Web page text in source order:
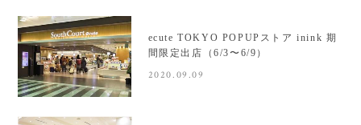
ecute TOKYO POPUPストア inink 期
間限定出店（6/3〜6/9）
2020.09.09